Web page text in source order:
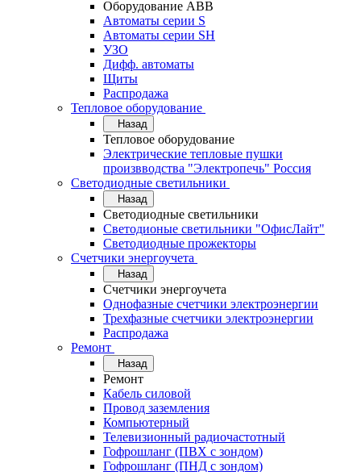
Оборудование АВВ
Автоматы серии S
Автоматы серии SH
УЗО
Дифф. автоматы
Щиты
Распродажа
Тепловое оборудование
Назад
Тепловое оборудование
Электрические тепловые пушки
произвводства "Электропечь" Россия
Светодиодные светильники
Назад
Светодиодные светильники
Светодионые светильники "ОфисЛайт"
Светодиодные прожекторы
Счетчики энергоучета
Назад
Счетчики энергоучета
Однофазные счетчики электроэнергии
Трехфазные счетчики электроэнергии
Распродажа
Ремонт
Назад
Ремонт
Кабель силовой
Провод заземления
Компьютерный
Телевизионный радиочастотный
Гофрошланг (ПВХ с зондом)
Гофрошланг (ПНД с зондом)